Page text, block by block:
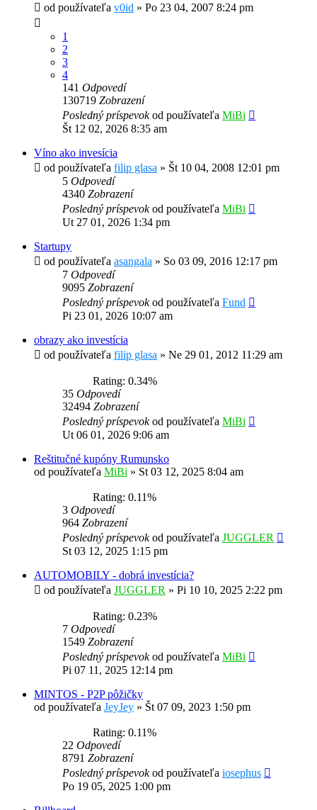
od používateľa v0id » Po 23 04, 2007 8:24 pm
1
2
3
4
141 Odpovedí
130719 Zobrazení
Posledný príspevokod používateľa MiBi
Št 12 02, 2026 8:35 am
Víno ako invesícia
od používateľa filip glasa » Št 10 04, 2008 12:01 pm
5 Odpovedí
4340 Zobrazení
Posledný príspevokod používateľa MiBi
Ut 27 01, 2026 1:34 pm
Startupy
od používateľa asangala » So 03 09, 2016 12:17 pm
7 Odpovedí
9095 Zobrazení
Posledný príspevokod používateľa Fund
Pi 23 01, 2026 10:07 am
obrazy ako investícia
od používateľa filip glasa » Ne 29 01, 2012 11:29 am
Rating: 0.34%
35 Odpovedí
32494 Zobrazení
Posledný príspevokod používateľa MiBi
Ut 06 01, 2026 9:06 am
Reštitučné kupóny Rumunsko
od používateľa MiBi » St 03 12, 2025 8:04 am
Rating: 0.11%
3 Odpovedí
964 Zobrazení
Posledný príspevokod používateľa JUGGLER
St 03 12, 2025 1:15 pm
AUTOMOBILY - dobrá investícia?
od používateľa JUGGLER » Pi 10 10, 2025 2:22 pm
Rating: 0.23%
7 Odpovedí
1549 Zobrazení
Posledný príspevokod používateľa MiBi
Pi 07 11, 2025 12:14 pm
MINTOS - P2P pôžičky
od používateľa JeyJey » Št 07 09, 2023 1:50 pm
Rating: 0.11%
22 Odpovedí
8791 Zobrazení
Posledný príspevokod používateľa iosephus
Po 19 05, 2025 1:00 pm